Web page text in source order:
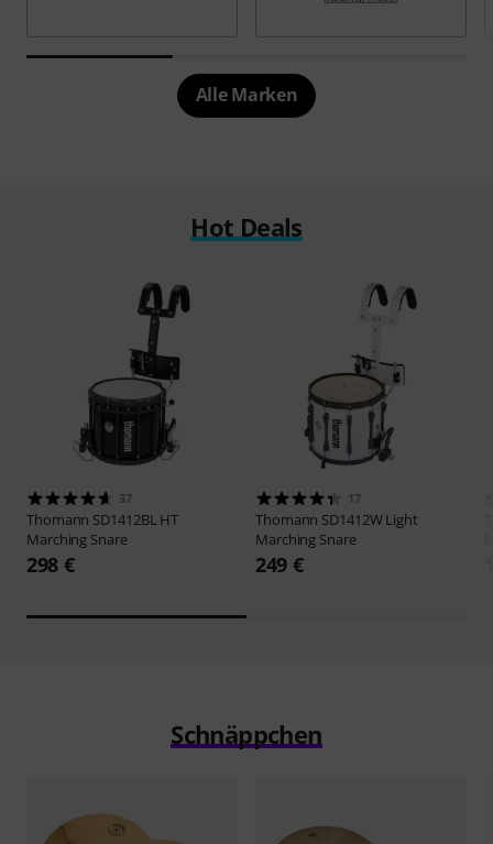
Alle Marken
Hot Deals
37
Thomann SD1412BL HT
Marching Snare
298 €
17
Thomann SD1412W Light
Marching Snare
249 €
Schnäppchen